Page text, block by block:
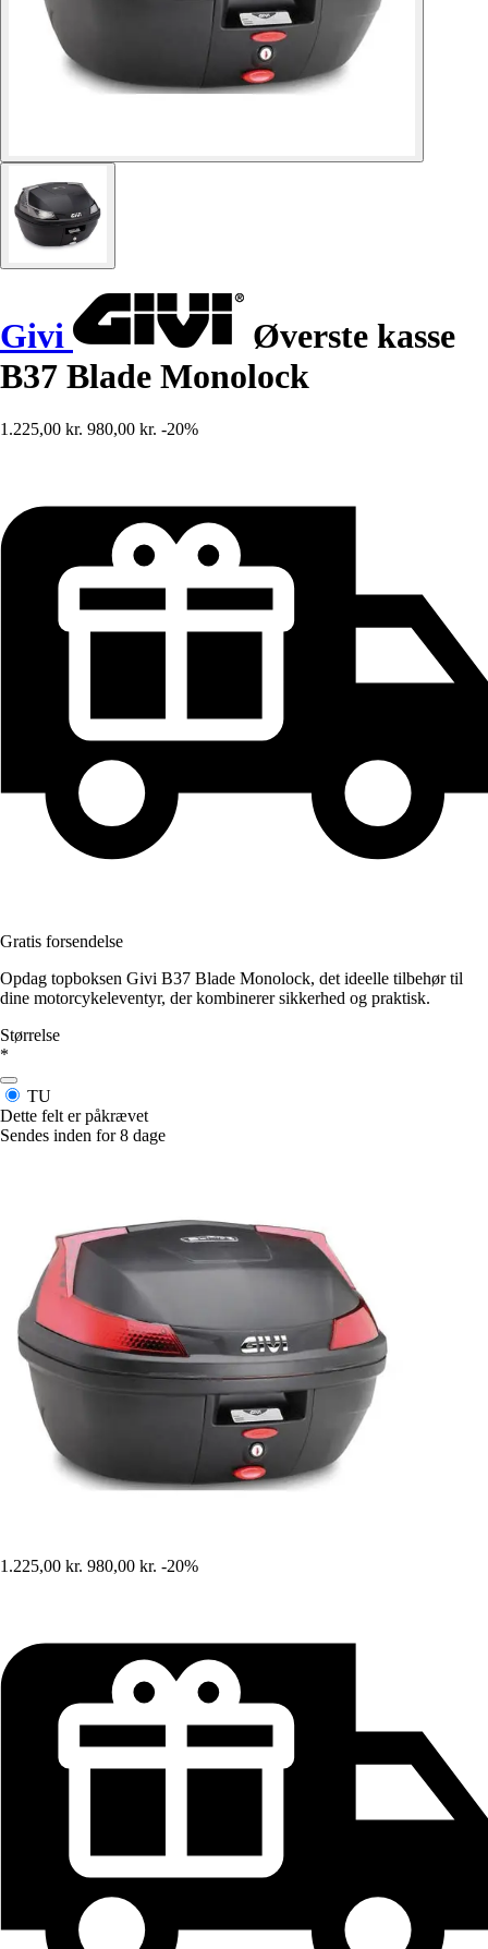
Givi
Øverste kasse
B37 Blade Monolock
1.225,00 kr. 980,00 kr. -20%
Gratis forsendelse
Opdag topboksen Givi B37 Blade Monolock, det ideelle tilbehør til
dine motorcykeleventyr, der kombinerer sikkerhed og praktisk.
Størrelse
*
TU
Dette felt er påkrævet
Sendes inden for 8 dage
1.225,00 kr. 980,00 kr. -20%